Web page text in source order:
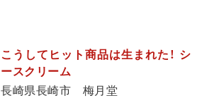
こうしてヒット商品は生まれた！ シ
ースクリーム
長崎県長崎市 梅月堂